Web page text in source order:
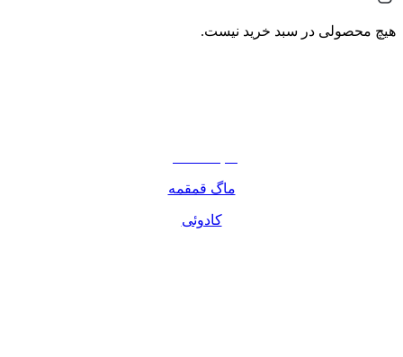
هیچ محصولی در سبد خرید نیست.
ماگ قمقمه
کادوئی